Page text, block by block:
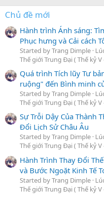
Chủ đề mới
Hành trình Ánh sáng:
Phục hưng và Cải cách
Started by Trang Dimple
Thế giới Trung Đại ( Thế kỷ V
Quá trình Tích lũy Tư
ruộng" đến Bình minh
Started by Trang Dimple
Thế giới Trung Đại ( Thế kỷ V
Sự Trỗi Dậy Của Thành
Đổi Lịch Sử Châu Âu
Started by Trang Dimple
Thế giới Trung Đại ( Thế kỷ V
Hành Trình Thay Đổi
và Bước Ngoặt Kinh Tế
Started by Trang Dimple
Thế giới Trung Đại ( Thế kỷ V